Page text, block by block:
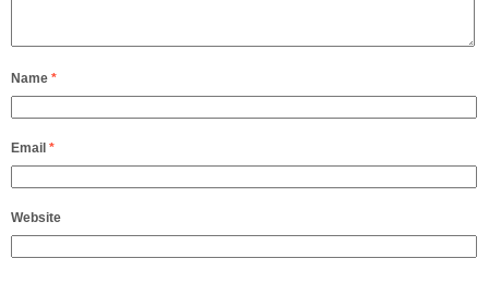
Name *
Email *
Website